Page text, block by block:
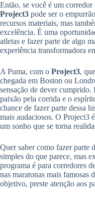
Então, se você é um
Project3 pode ser o
recursos materiais, mas
excelência. É uma
atletas e fazer parte de algo
experiência transformadora
A Puma, com o Project3,
chegada em Boston ou
sensação de dever
paixão pela corrida e o
chance de fazer parte dessa
mais audaciosos. O Project3
um sonho que se torna
Quer saber como fazer parte
simples do que parece, mas
programa é para corredores
nas maratonas mais famosas
objetivo, preste atenção aos